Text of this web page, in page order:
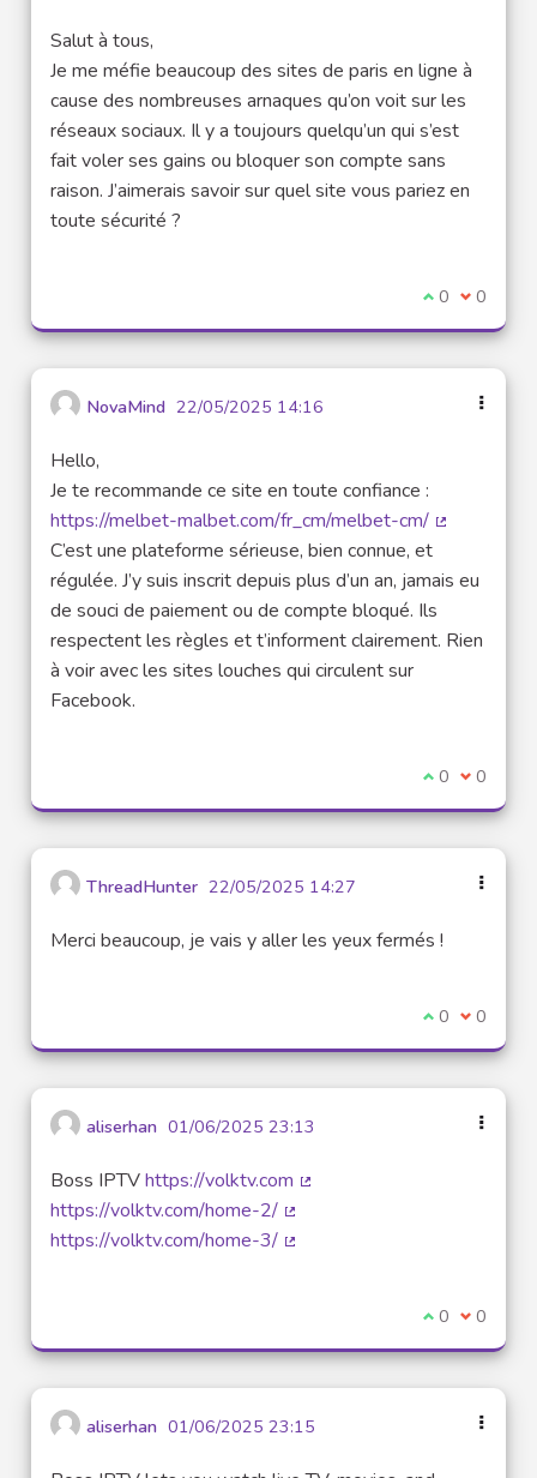
Salut à tous,
Je me méfie beaucoup des sites de paris en ligne à
cause des nombreuses arnaques qu’on voit sur les
réseaux sociaux. Il y a toujours quelqu’un qui s’est
fait voler ses gains ou bloquer son compte sans
raison. J’aimerais savoir sur quel site vous pariez en
toute sécurité ?
Je suis
0 Je ne
0
NovaMind 22/05/2025 14:16
Hello,
Je te recommande ce site en toute confiance :
https://melbet-malbet.com/fr_cm/melbet-cm/
C’est une plateforme sérieuse, bien connue, et
régulée. J’y suis inscrit depuis plus d’un an, jamais eu
de souci de paiement ou de compte bloqué. Ils
respectent les règles et t’informent clairement. Rien
à voir avec les sites louches qui circulent sur
Facebook.
Je suis
0 Je ne
0
ThreadHunter 22/05/2025 14:27
Merci beaucoup, je vais y aller les yeux fermés !
Je suis
0 Je ne
0
aliserhan 01/06/2025 23:13
Boss IPTVhttps://volktv.com
https://volktv.com/home-2/
(Lien externe)
https://volktv.com/home-3/
Je suis
0 Je ne
0
aliserhan 01/06/2025 23:15